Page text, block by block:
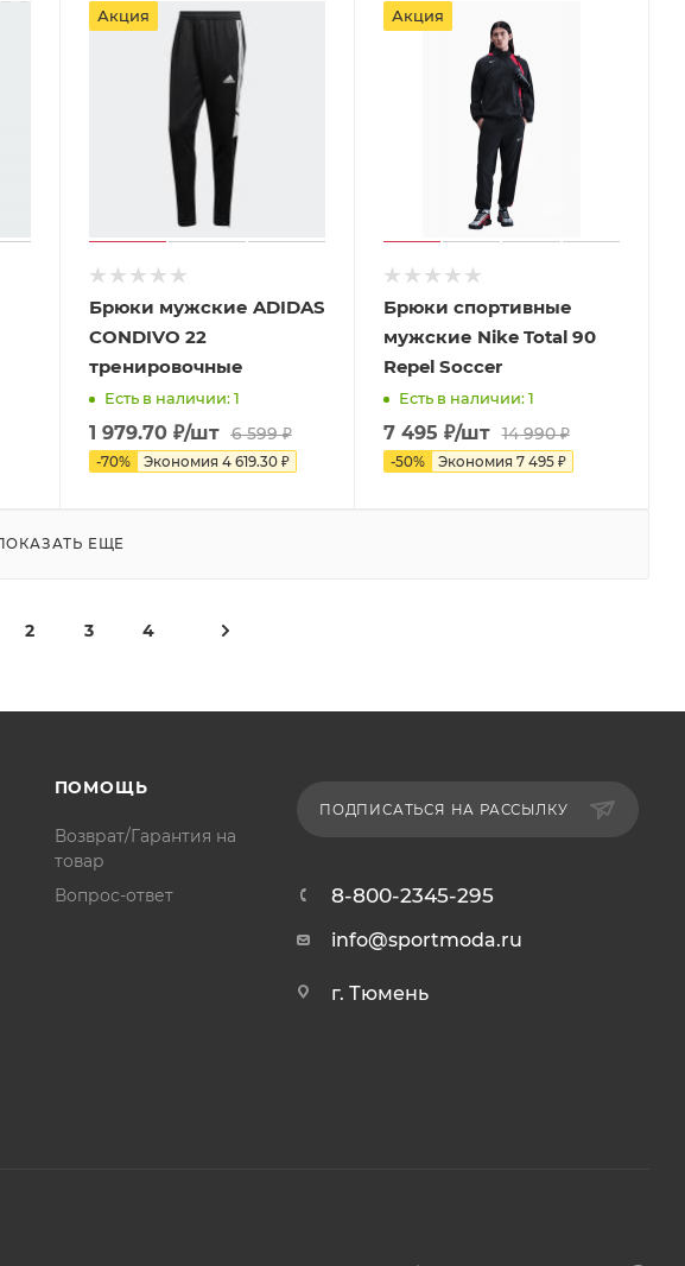
Акция
Брюки мужские ADIDAS
CONDIVO 22
тренировочные
Есть в наличии: 1
1 979.70₽/шт 6 599₽
-70% Экономия 4 619.30₽
Акция
Брюки спортивные
мужские Nike Total 90
Repel Soccer
Есть в наличии: 1
7 495 ₽/шт 14 990₽
-50% Экономия 7 495₽
ЕЩЕ
2 3 4
ПОМОЩЬ
Возврат/Гарантия на
товар
Вопрос-ответ
ПОДПИСАТЬСЯ НА РАССЫЛКУ
8-800-2345-295
info@sportmoda.ru
г. Тюмень